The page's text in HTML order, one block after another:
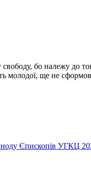
бо належу до
молодої, ще не
Єпископів УГКЦ